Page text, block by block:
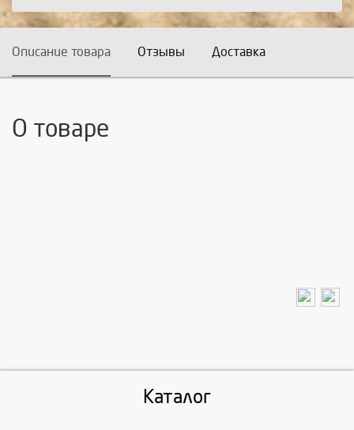
Описание товара Отзывы Доставка
О товаре
Каталог